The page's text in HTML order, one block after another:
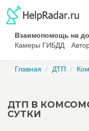
Взаимопомощь на
Камеры ГИБДД
Главная ДТП
ДТП В
СУТКИ